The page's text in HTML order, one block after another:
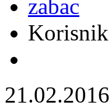
zabac
Korisnik
21.02.2016